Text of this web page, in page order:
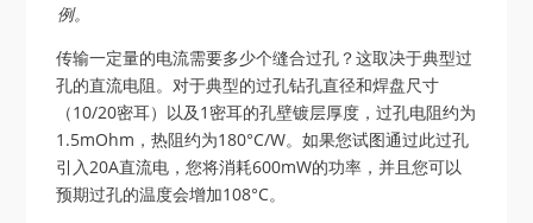
例。
传输一定量的电流需要多少个缝合过孔？这取决于典型过
孔的直流电阻。对于典型的过孔钻孔直径和焊盘尺寸
（10/20密耳）以及1密耳的孔壁镀层厚度，过孔电阻约为
1.5mOhm，热阻约为180°C/W。如果您试图通过此过孔
引入20A直流电，您将消耗600mW的功率，并且您可以
预期过孔的温度会增加108°C。